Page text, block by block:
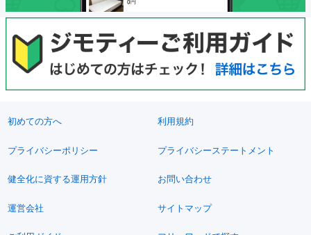
初めての方へ 利用規約
プライバシーポリシー プライバシーステートメント
健全化に資する運用方針 お問い合わせ
運営会社 サイトマップ